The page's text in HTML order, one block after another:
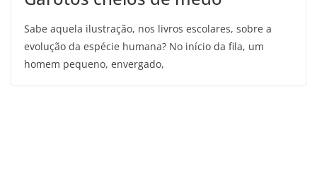
Sabe aquela ilustração, nos livros escolares, sobre a
evolução da espécie humana? No início da fila, um
homem pequeno, envergado,